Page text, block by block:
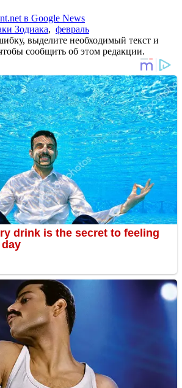
в Google News
Зодиака, февраль
выделите необходимый текст и
сообщить об этом редакции.